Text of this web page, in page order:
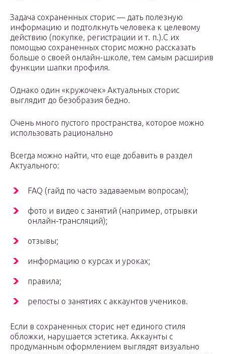
Задача сохраненных сторис — дать полезную
информацию и подтолкнуть человека к целевому
действию (покупке, регистрации и т. п.).С их
помощью сохраненных сторис можно рассказать
больше о своей онлайн-школе, тем самым расширив
функции шапки профиля.
Однако один «кружочек» Актуальных сторис
выглядит до безобразия бедно.
Очень много пустого пространства, которое можно
использовать рационально
Всегда можно найти, что еще добавить в раздел
Актуального:
FAQ (гайд по часто задаваемым вопросам);
фото и видео с занятий (например, отрывки
онлайн-трансляций);
отзывы;
информацию о курсах и уроках;
правила;
репосты о занятиях с аккаунтов учеников.
Если в сохраненных сторис нет единого стиля
обложки, нарушается эстетика. Аккаунты с
продуманным оформлением выглядят визуально